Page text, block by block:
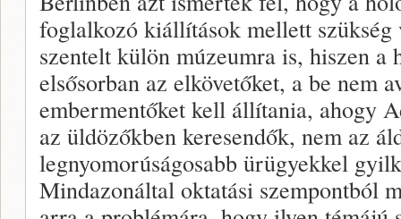
foglalkozó kiállítások mellett szükség
szentelt külön múzeumra is, hiszen a
elsősorban az elkövetőket, a be nem
embermentőket kell állítania, ahogy
az üldözőkben keresendők, nem az
legnyomorúságosabb ürügyekkel
Mindazonáltal oktatási szempontból